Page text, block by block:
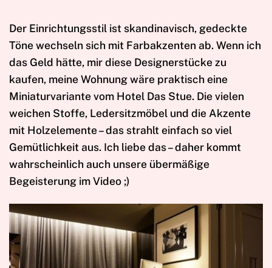
Der Einrichtungsstil ist skandinavisch, gedeckte
Töne wechseln sich mit Farbakzenten ab. Wenn ich
das Geld hätte, mir diese Designerstücke zu
kaufen, meine Wohnung wäre praktisch eine
Miniaturvariante vom Hotel Das Stue. Die vielen
weichen Stoffe, Ledersitzmöbel und die Akzente
mit Holzelemente – das strahlt einfach so viel
Gemütlichkeit aus. Ich liebe das – daher kommt
wahrscheinlich auch unsere übermäßige
Begeisterung im Video ;)